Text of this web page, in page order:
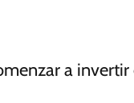
a